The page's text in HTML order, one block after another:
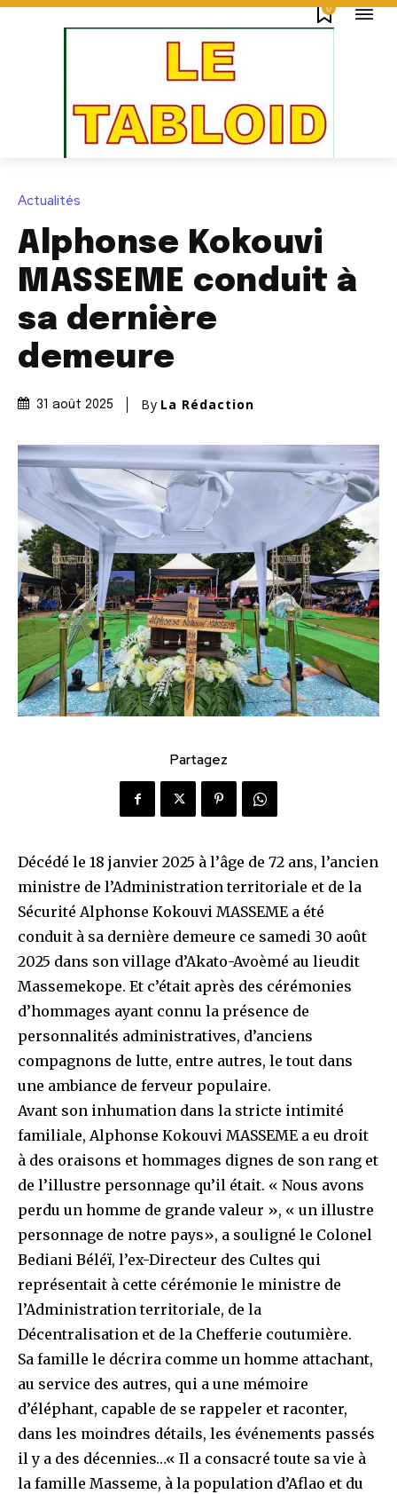
0
Actualités
Alphonse Kokouvi
MASSEME conduit à
sa dernière
demeure
31 août 2025 By La Rédaction
Partagez
Décédé le 18 janvier 2025 à l’âge de 72 ans, l’ancien
ministre de l’Administration territoriale et de la
Sécurité Alphonse Kokouvi MASSEME a été
conduit à sa dernière demeure ce samedi 30 août
2025 dans son village d’Akato-Avoèmé au lieudit
Massemekope. Et c’était après des cérémonies
d’hommages ayant connu la présence de
personnalités administratives, d’anciens
compagnons de lutte, entre autres, le tout dans
une ambiance de ferveur populaire.
Avant son inhumation dans la stricte intimité
familiale, Alphonse Kokouvi MASSEME a eu droit
à des oraisons et hommages dignes de son rang et
de l’illustre personnage qu’il était. « Nous avons
perdu un homme de grande valeur », « un illustre
personnage de notre pays», a souligné le Colonel
Bediani Béléï, l’ex-Directeur des Cultes qui
représentait à cette cérémonie le ministre de
l’Administration territoriale, de la
Décentralisation et de la Chefferie coutumière.
Sa famille le décrira comme un homme attachant,
au service des autres, qui a une mémoire
d’éléphant, capable de se rappeler et raconter,
dans les moindres détails, les événements passés
il y a des décennies…« Il a consacré toute sa vie à
la famille Masseme, à la population d’Aflao et du